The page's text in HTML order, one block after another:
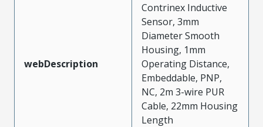
webDescription
Contrinex Inductive
Sensor, 3mm
Diameter Smooth
Housing, 1mm
Operating Distance,
Embeddable, PNP,
NC, 2m 3-wire PUR
Cable, 22mm Housing
Length